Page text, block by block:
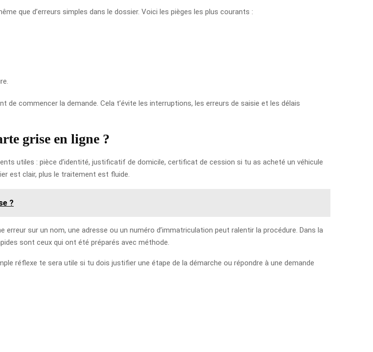
que d’erreurs simples dans le dossier. Voici les pièges les plus courants :
commencer la demande. Cela t’évite les interruptions, les erreurs de saisie et les délais
grise en ligne ?
utiles : pièce d’identité, justificatif de domicile, certificat de cession si tu as acheté un véhicule
est clair, plus le traitement est fluide.
?
sur un nom, une adresse ou un numéro d’immatriculation peut ralentir la procédure. Dans la
sont ceux qui ont été préparés avec méthode.
réflexe te sera utile si tu dois justifier une étape de la démarche ou répondre à une demande